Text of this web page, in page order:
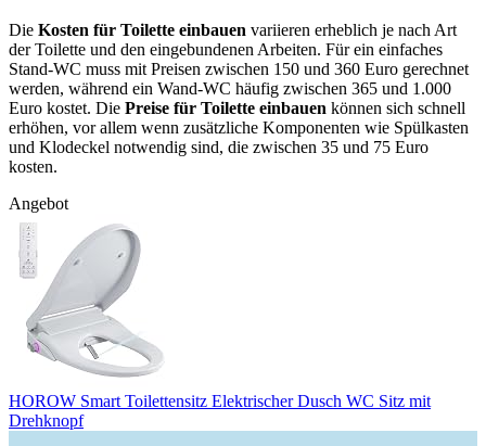
Die Kosten für Toilette einbauen variieren erheblich je nach Art
der Toilette und den eingebundenen Arbeiten. Für ein einfaches
Stand-WC muss mit Preisen zwischen 150 und 360 Euro gerechnet
werden, während ein Wand-WC häufig zwischen 365 und 1.000
Euro kostet. Die Preise für Toilette einbauen können sich schnell
erhöhen, vor allem wenn zusätzliche Komponenten wie Spülkasten
und Klodeckel notwendig sind, die zwischen 35 und 75 Euro
kosten.
Angebot
HOROW Smart Toilettensitz Elektrischer Dusch WC Sitz mit
Drehknopf